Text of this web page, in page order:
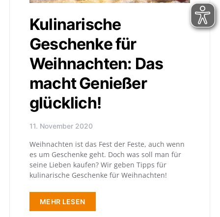
Kulinarische
Geschenke für
Weihnachten: Das
macht Genießer
glücklich!
11. November 2020
Weihnachten ist das Fest der Feste, auch wenn
es um Geschenke geht. Doch was soll man für
seine Lieben kaufen? Wir geben Tipps für
kulinarische Geschenke für Weihnachten!
MEHR LESEN